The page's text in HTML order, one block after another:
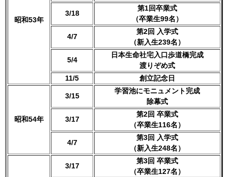
昭和53年
3/18
第1回卒業式
（卒業生99名）
4/7
第2回 入学式
（新入生239名）
5/4
日本生命社宅入口歩道橋完成
渡りぞめ式
11/5
創立記念日
昭和54年
3/15
学習池にモニュメント完成
除幕式
3/17
第2回 卒業式
（卒業生116名）
4/7
第3回 入学式
（新入生248名）
3/17
第3回 卒業式
（卒業生127名）